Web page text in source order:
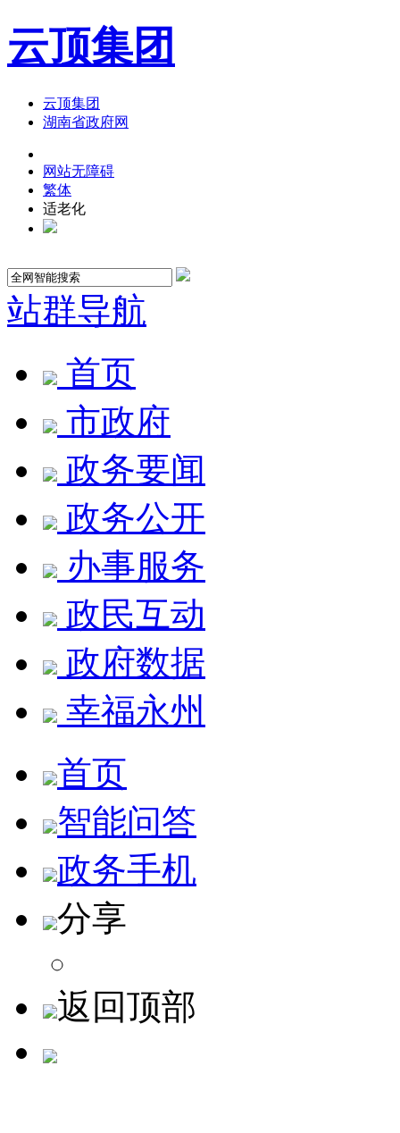
云顶集团
云顶集团
湖南省政府网
网站无障碍
繁体
适老化
站群导航
首页
市政府
政务要闻
政务公开
办事服务
政民互动
政府数据
幸福永州
首页
智能问答
政务手机
分享
返回顶部